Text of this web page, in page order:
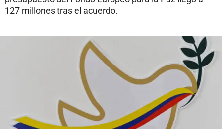
127 millones tras el acuerdo.